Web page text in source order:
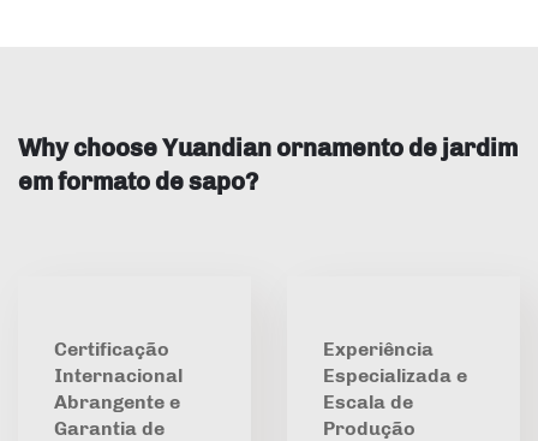
Why choose Yuandian ornamento de jardim
em formato de sapo?
Certificação
Internacional
Abrangente e
Garantia de
Experiência
Especializada e
Escala de
Produção